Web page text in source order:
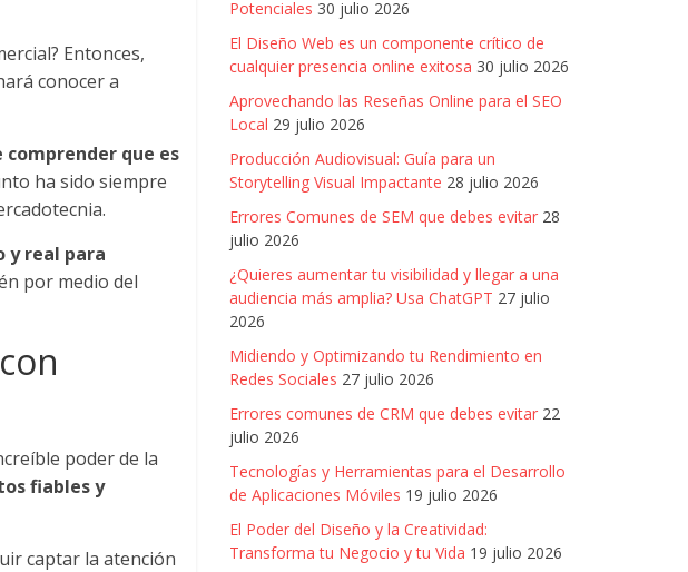
Entonces,
conocer a
que es
ha sido siempre
y real para
por medio del
poder de la
fiables y
captar la atención
Potenciales 30 julio 2026
El Diseño Web es un componente crítico de
cualquier presencia online exitosa 30 julio 2026
Aprovechando las Reseñas Online para el SEO
Local 29 julio 2026
Producción Audiovisual: Guía para un
Storytelling Visual Impactante 28 julio 2026
Errores Comunes de SEM que debes evitar 28
julio 2026
¿Quieres aumentar tu visibilidad y llegar a una
audiencia más amplia? Usa ChatGPT 27 julio
2026
Midiendo y Optimizando tu Rendimiento en
Redes Sociales 27 julio 2026
Errores comunes de CRM que debes evitar 22
julio 2026
Tecnologías y Herramientas para el Desarrollo
de Aplicaciones Móviles 19 julio 2026
El Poder del Diseño y la Creatividad:
Transforma tu Negocio y tu Vida 19 julio 2026